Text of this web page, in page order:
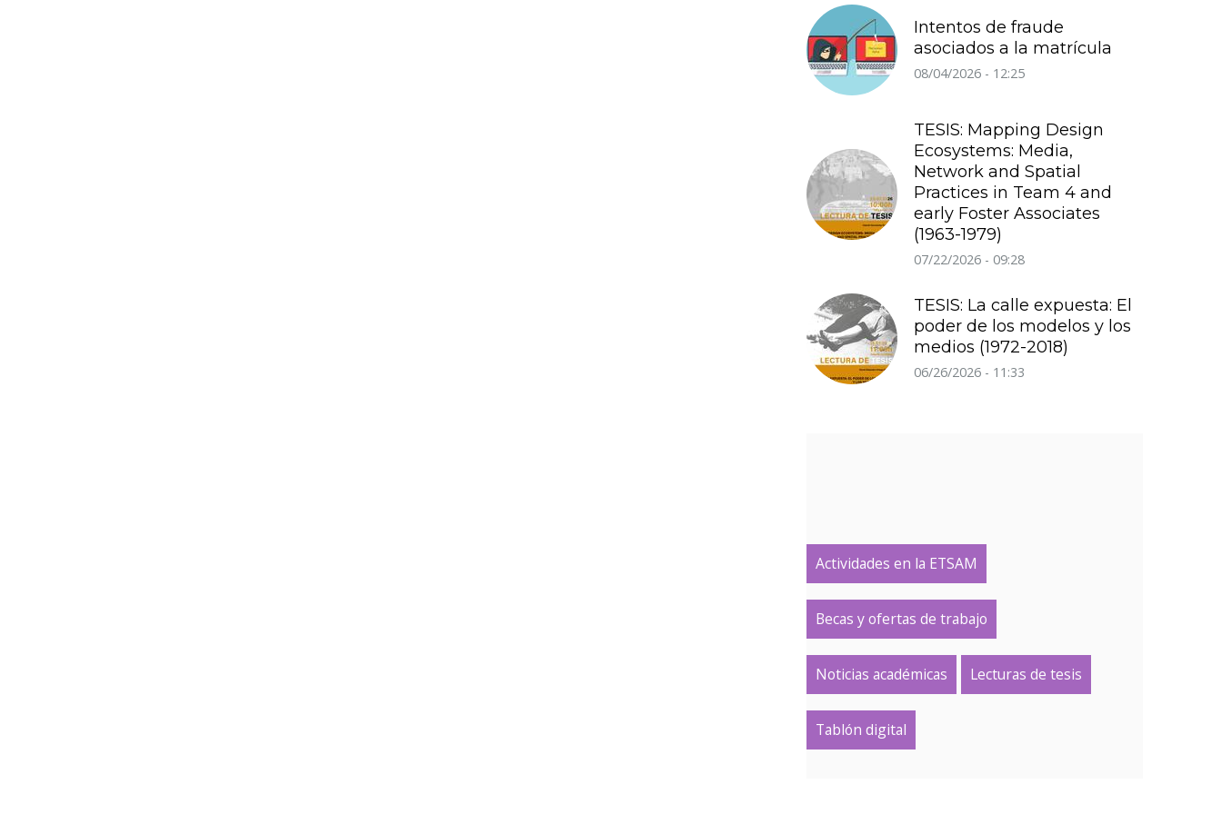
Intentos de fraude
asociados a la matrícula
08/04/2026 - 12:25
TESIS: Mapping Design
Ecosystems: Media,
Network and Spatial
Practices in Team 4 and
early Foster Associates
(1963-1979)
07/22/2026 - 09:28
TESIS: La calle expuesta: El
poder de los modelos y los
medios (1972-2018)
06/26/2026 - 11:33
Actividades en la ETSAM
Becas y ofertas de trabajo
Noticias académicas Lecturas de tesis
Tablón digital